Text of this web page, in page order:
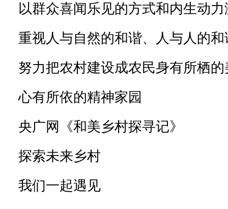
以群众喜闻乐见的方式和内生动
重视人与自然的和谐、人与人的和
努力把农村建设成农民身有所栖
心有所依的精神家园
央广网《和美乡村探寻记》
探索未来乡村
我们一起遇见